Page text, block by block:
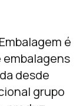
é
embalagens
desde
grupo